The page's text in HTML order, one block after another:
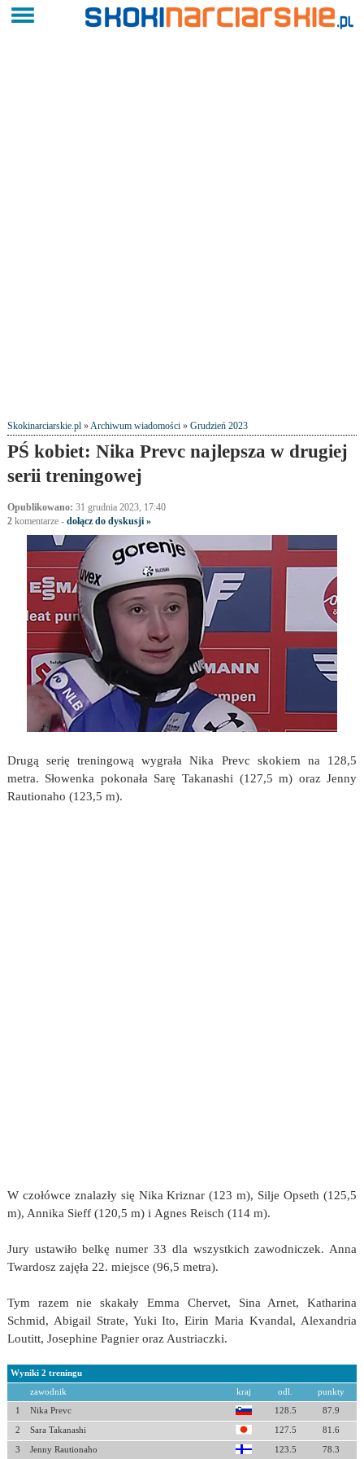
Skokinarciarskie.pl»Archiwum wiadomości» Grudzień 2023
PŚ kobiet: Nika Prevc najlepsza w drugiej
serii treningowej
Opublikowano: 31 grudnia 2023, 17:40
2komentarze- dołącz do dyskusji »
Drugą serię treningową wygrała Nika Prevc skokiem na 128,5
metra. Słowenka pokonała Sarę Takanashi (127,5 m) oraz Jenny
Rautionaho (123,5 m).
W czołówce znalazły się Nika Kriznar (123 m), Silje Opseth (125,5
m), Annika Sieff (120,5 m) i Agnes Reisch (114 m).
Jury ustawiło belkę numer 33 dla wszystkich zawodniczek. Anna
Twardosz zajęła 22. miejsce (96,5 metra).
Tym razem nie skakały Emma Chervet, Sina Arnet, Katharina
Schmid, Abigail Strate, Yuki Ito, Eirin Maria Kvandal, Alexandria
Loutitt, Josephine Pagnier oraz Austriaczki.
Wyniki 2 treningu
zawodnik kraj odl. punkty
1 Nika Prevc 128.5 87.9
2 Sara Takanashi 127.5 81.6
3 Jenny Rautionaho 123.5 78.3